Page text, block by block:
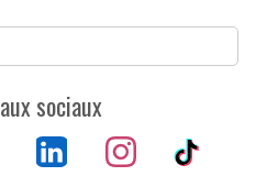
sociaux